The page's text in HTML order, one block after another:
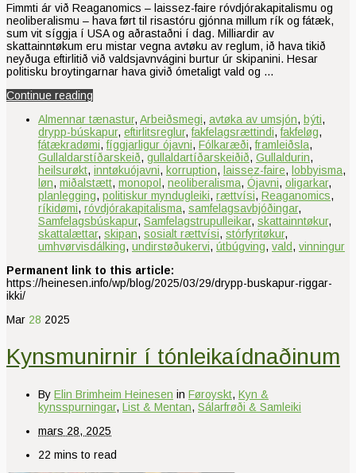
Fimmti ár við Reaganomics – laissez-faire róvdjórakapitalismu og
neoliberalismu – hava ført til risastóru gjónna millum rík og fátæk,
sum vit síggja í USA og aðrastaðni í dag. Milliardir av
skattainntøkum eru mistar vegna avtøku av reglum, ið hava tikið
neyðuga eftirlitið við valdsjavnvágini burtur úr skipanini. Hesar
politisku broytingarnar hava givið ómetaligt vald og …
Continue reading
Almennar tænastur, Arbeiðsmegi, avtøka av umsjón, býti,
drypp-búskapur, eftirlitsreglur,fakfelagsrættindi,fakfeløg,
fátækradømi,fíggjarligur ójavni, Fólkaræði,framleiðsla,
Gullaldarstíðarskeið, gullaldartíðarskeiðið, Gullaldurin,
heilsurøkt, inntøkuójavni, korruption, laissez-faire, lobbyisma,
løn, miðalstætt, monopol , neoliberalisma, Ójavni, oligarkar,
planlegging, politiskur myndugleiki, rættvísi, Reaganomics,
ríkidømi, róvdjórakapitalisma, samfelagsavbjóðingar,
Samfelagsbúskapur, Samfelagstrupulleikar, skattainntøkur,
skattalættar, skipan, sosialt rættvísi, stórfyritøkur,
umhvørvisdálking, undirstøðukervi, útbúgving, vald, vinningur
Permanent link to this article:
https://heinesen.info/wp/blog/2025/03/29/drypp-buskapur-riggar-
ikki/
Mar 28 2025
Kynsmunirnir í tónleikaídnaðinum
By Elin Brimheim Heinesen in Føroyskt, Kyn &
kynsspurningar, List & Mentan, Sálarfrøði & Samleiki
mars 28, 2025
22 mins to read